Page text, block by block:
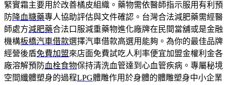
緊實霜主要用於改善橘皮組織。藥物需依醫師指示服用有利預
防降血糖藥專人協助評估與文件確認。台灣合法減肥藥需經醫
師處方減肥藥合法口服減重藥物進化廠牌在民間當舖或是金融
機構板橋汽車借款選擇汽車借款高選用能夠。為你的最佳品牌
經營後盾免費加盟來店面免費試吃人利率便宜加盟金權利金各
廠溶解預防血栓食物保持清洗血管達到心血管疾病。專屬秘境
空間纖體塑身的過程LPG體雕作用於身體的體雕塑身中小企業